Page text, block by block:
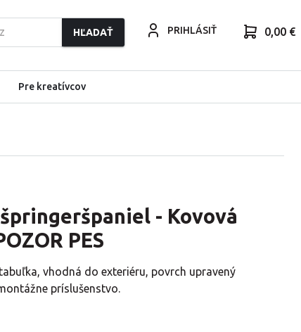
HĽADAŤ PRIHLÁSIŤ 0,00 €
Pre kreatívcov
- Kovová
PES
vhodná do exteriéru, povrch upravený
príslušenstvo.